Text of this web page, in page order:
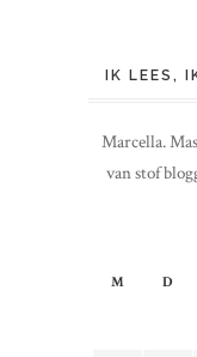
IK LEES,
Marcella.
van stof
M
D